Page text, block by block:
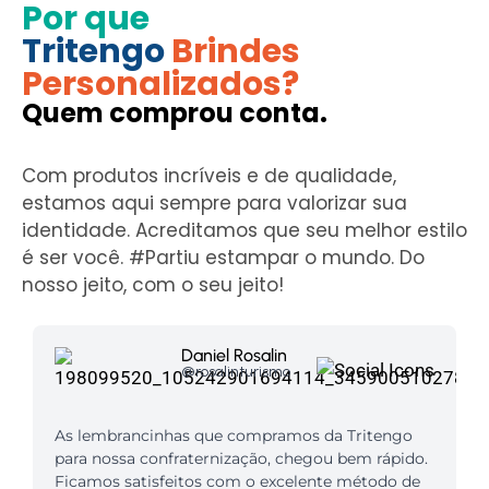
Por que
TritengoBrindes
Personalizados?
Quem comprou conta.
Com produtos incríveis e de qualidade,
estamos aqui sempre para valorizar sua
identidade. Acreditamos que seu melhor estilo
é ser você. #Partiu estampar o mundo. Do
nosso jeito, com o seu jeito!
Daniel Rosalin
@rosalinturismo
As lembrancinhas que compramos da Tritengo
para nossa confraternização, chegou bem rápido.
Ficamos satisfeitos com o excelente método de